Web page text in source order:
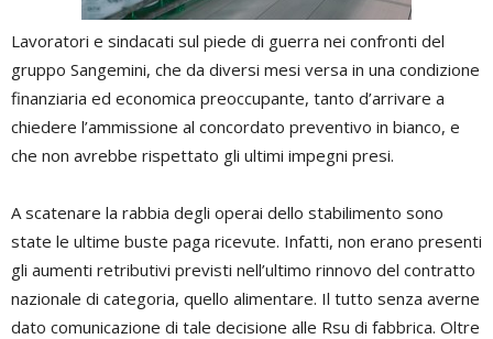
Lavoratori e sindacati sul piede di guerra nei confronti del
gruppo Sangemini, che da diversi mesi versa in una condizione
finanziaria ed economica preoccupante, tanto d’arrivare a
chiedere l’ammissione al concordato preventivo in bianco, e
che non avrebbe rispettato gli ultimi impegni presi.
A scatenare la rabbia degli operai dello stabilimento sono
state le ultime buste paga ricevute. Infatti, non erano presenti
gli aumenti retributivi previsti nell’ultimo rinnovo del contratto
nazionale di categoria, quello alimentare. Il tutto senza averne
dato comunicazione di tale decisione alle Rsu di fabbrica. Oltre